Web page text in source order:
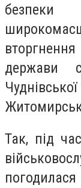
держави
Так, під